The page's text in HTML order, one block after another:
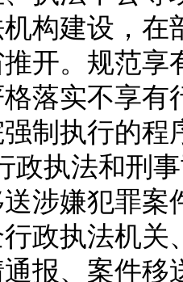
构建设，
开。规范
落实不享
制执行的程
执法和刑事
送涉嫌犯罪
政执法机
报、案件